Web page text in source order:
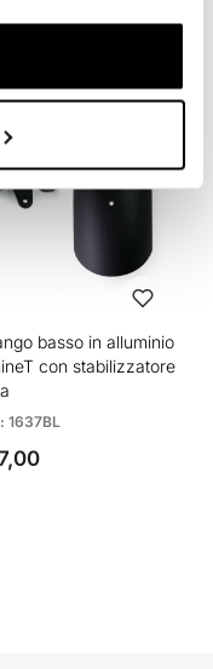
basso in alluminio
con stabilizzatore
1637BL